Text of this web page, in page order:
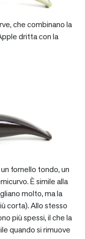
che combinano la
dritta con la
fornello tondo, un
È simile alla
molto, ma la
corta). Allo stesso
più spessi, il che la
quando si rimuove